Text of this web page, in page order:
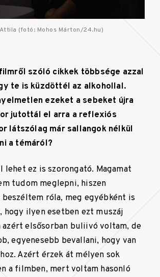
(fotó: Mohos Márton/24.hu)
szóló cikkek többsége azzal
te is küzdöttél az alkohollal.
ezeket a sebeket újra
jutottál el arra a reflexiós
látszólag már sallangok nélkül
a témáról?
lehet ez is szorongató. Magamat
tudom meglepni, hiszen
róla, meg egyébként is
hogy ilyen esetben ezt muszáj
elsősorban buliivó voltam, de
egyenesebb bevallani, hogy van
Azért érzek át mélyen sok
a filmben, mert voltam hasonló